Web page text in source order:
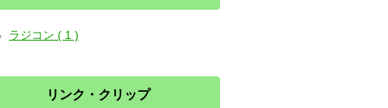
ラジコン ( 1 )
リンク・クリップ